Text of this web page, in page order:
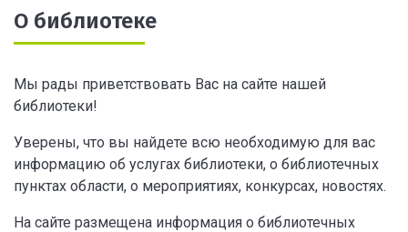
О библиотеке
Мы рады приветствовать Вас на сайте нашей
библиотеки!
Уверены, что вы найдете всю необходимую для вас
информацию об услугах библиотеки, о библиотечных
пунктах области, о мероприятиях, конкурсах, новостях.
На сайте размещена информация о библиотечных